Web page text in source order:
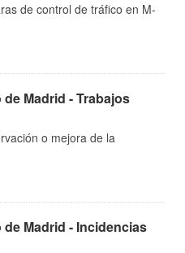
de control de tráfico en M-
Madrid - Trabajos
o mejora de la
Madrid - Incidencias